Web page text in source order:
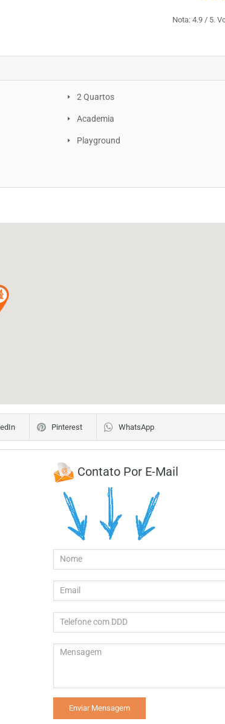
Nota: 4.9 / 5.
2 Quartos
Academia
Playground
Pinterest WhatsApp
Contato Por E-Mail